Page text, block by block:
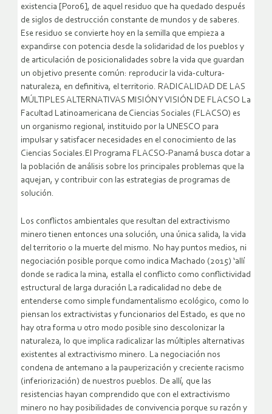
existencia [Por06], de aquel residuo que ha quedado después
de siglos de destrucción constante de mundos y de saberes.
Ese residuo se convierte hoy en la semilla que empieza a
expandirse con potencia desde la solidaridad de los pueblos y
de articulación de posicionalidades sobre la vida que guardan
un objetivo presente común: reproducir la vida-cultura-
naturaleza, en definitiva, el territorio. RADICALIDAD DE LAS
MÚLTIPLES ALTERNATIVAS MISIÓN Y VISIÓN DE FLACSO La
Facultad Latinoamericana de Ciencias Sociales (FLACSO) es
un organismo regional, instituido por la UNESCO para
impulsar y satisfacer necesidades en el conocimiento de las
Ciencias Sociales.El Programa FLACSO-Panamá busca dotar a
la población de análisis sobre los principales problemas que la
aquejan, y contribuir con las estrategias de programas de
solución.
Los conflictos ambientales que resultan del extractivismo
minero tienen entonces una solución, una única salida, la vida
del territorio o la muerte del mismo. No hay puntos medios, ni
negociación posible porque como indica Machado (2015) ‘allí
donde se radica la mina, estalla el conflicto como conflictividad
estructural de larga duración La radicalidad no debe de
entenderse como simple fundamentalismo ecológico, como lo
piensan los extractivistas y funcionarios del Estado, es que no
hay otra forma u otro modo posible sino descolonizar la
naturaleza, lo que implica radicalizar las múltiples alternativas
existentes al extractivismo minero. La negociación nos
condena de antemano a la pauperización y creciente racismo
(inferiorización) de nuestros pueblos. De allí, que las
resistencias hayan comprendido que con el extractivismo
minero no hay posibilidades de convivencia porque su razón y